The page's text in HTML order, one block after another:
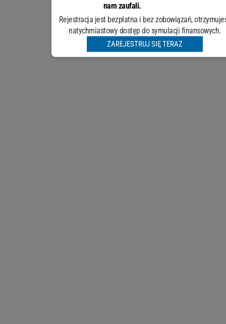
nam zaufali.
Rejestracja jest bezpłatna i bez zobowiązań,
natychmiastowy dostęp do symulacji finansowych.
ZAREJESTRUJ SIĘ TERAZ